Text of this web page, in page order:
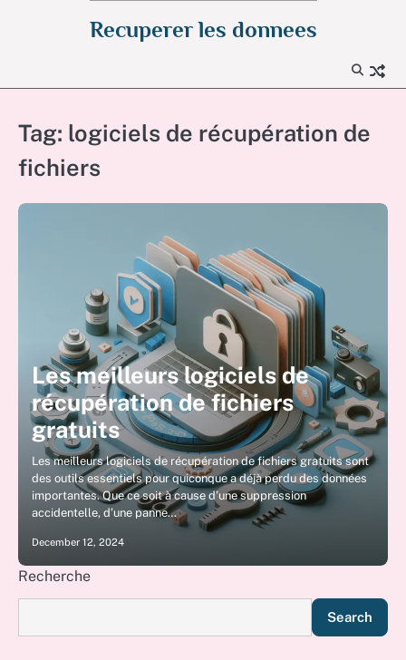
Recuperer les donnees
Tag: logiciels de récupération de
fichiers
Les meilleurs logiciels de
récupération de fichiers
gratuits
Les meilleurs logiciels de récupération de fichiers gratuits sont
des outils essentiels pour quiconque a déjà perdu des données
importantes. Que ce soit à cause d’une suppression
accidentelle, d’une panne…
December 12, 2024
Recherche
Search